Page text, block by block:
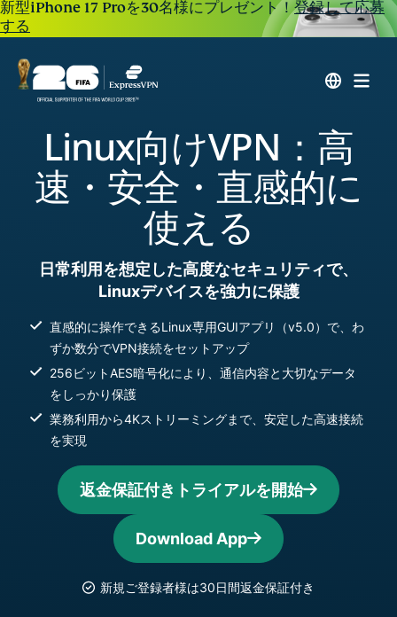
新型iPhone 17 Proを30名様にプレゼント！登録して応募
する
Linux向けVPN：高
速・安全・直感的に
使える
日常利用を想定した高度なセキュリティで、
Linuxデバイスを強力に保護
直感的に操作できるLinux専用GUIアプリ（v5.0）で、わ
ずか数分でVPN接続をセットアップ
256ビットAES暗号化により、通信内容と大切なデータ
をしっかり保護
業務利用から4Kストリーミングまで、安定した高速接続
を実現
返金保証付きトライアルを開始
Download App
新規ご登録者様は30日間返金保証付き